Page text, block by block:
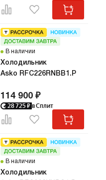
В наличии
Холодильник
Asko RFC226RNBB1.P
114 900 ₽
28 725 ₽ в Сплит
В наличии
Холодильник